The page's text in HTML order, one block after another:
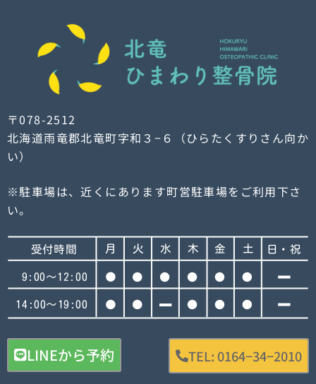
〒078-2512
北海道雨竜郡北竜町字和３−６（ひらたくすりさん向か
い）
※駐車場は、近くにあります町営駐車場をご利用下さ
い。
LINEから予約 TEL: 0164−34−2010